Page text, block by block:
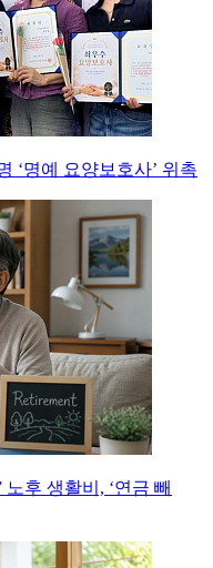
‘명예 요양보호사’ 위촉
후 생활비, ‘연금 빼